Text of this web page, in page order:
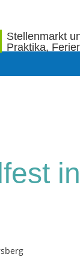
Stellenmarkt
Praktika,